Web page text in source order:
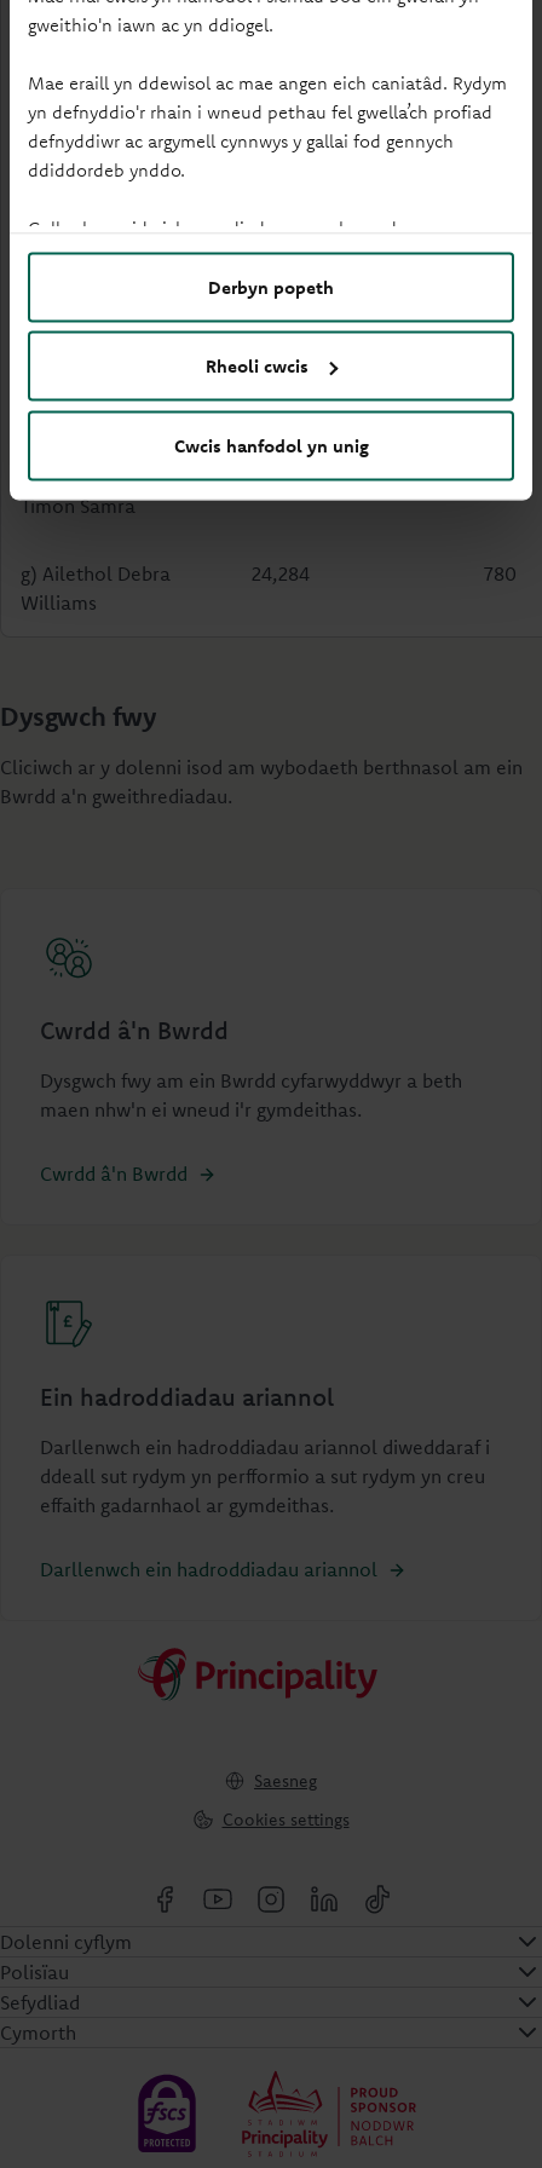
gweithio'n iawn ac yn ddiogel.
Mae eraill yn ddewisol ac mae angen eich caniatâd. Rydym
yn defnyddio'r rhain i wneud pethau fel gwella’ch profiad
defnyddiwr ac argymell cynnwys y gallai fod gennych
ddiddordeb ynddo.
Gallwch newid eich gosodiadau ar unrhyw adeg.
Derbyn popeth
Rheoli cwcis
Cwcis hanfodol yn unig
Baum
b) Ailethol Karen
Maguire
24,382 708
c) Ailethol Iain
Mansfield
Moore
24,187
Stran
24,193
f) Ailethol Maria
Timon Samra
24,212 853
g) Ailethol Debra
Williams
24,284 780
Dysgwch fwy
Cliciwch ar y dolenni isod am wybodaeth berthnasol am ein
Bwrdd a'n gweithrediadau.
Cwrdd â'n Bwrdd
Dysgwch fwy am ein Bwrdd cyfarwyddwyr a beth
maen nhw'n ei wneud i'r gymdeithas.
Cwrdd â'n Bwrdd
Ein hadroddiadau ariannol
Darllenwch ein hadroddiadau ariannol diweddaraf i
ddeall sut rydym yn perfformio a sut rydym yn creu
effaith gadarnhaol ar gymdeithas.
Darllenwch ein hadroddiadau ariannol
Saesneg
Cookies settings
Dolenni cyflym
Polisïau
Sefydliad
Cymorth